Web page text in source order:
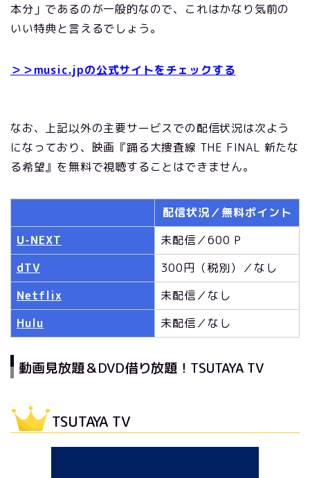
本分」であるのが一般的なので、これはかなり気前の
いい特典と言えるでしょう。
＞＞music.jpの公式サイトをチェックする
なお、上記以外の主要サービスでの配信状況は次よう
になっており、映画『踊る大捜査線 THE FINAL 新たな
る希望』を無料で視聴することはできません。
配信状況／無料ポイント
U-NEXT
未配信／600 P
dTV
300円（税別）／なし
Netflix
未配信／なし
Hulu
未配信／なし
動画見放題＆DVD借り放題！TSUTAYA TV
TSUTAYA TV